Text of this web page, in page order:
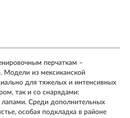
перчаткам –
Модели из мексиканской
для тяжелых и интенсивных
так и со снарядами:
Среди дополнительных
особая подкладка в районе